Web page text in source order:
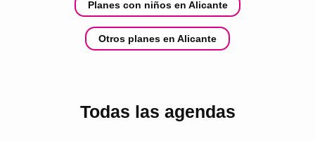
Planes con niños en Alicante
Otros planes en Alicante
Todas las agendas